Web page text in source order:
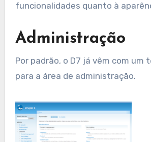
funcionalidades quanto à
Administração
Por padrão, o D7 já vêm com um
para a área de administração.